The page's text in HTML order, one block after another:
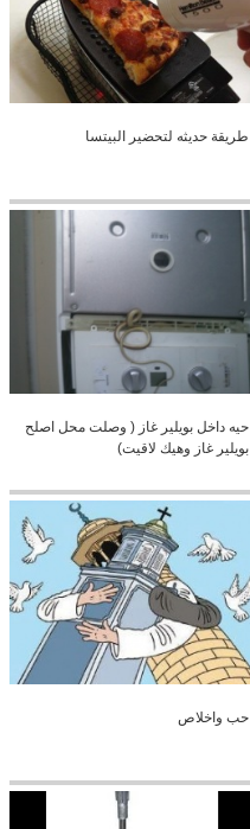
طريقة حديثه لتحضير البيتسا
حيه داخل بويلير غاز ( وصلت محل اصلح
بويلير غاز وهيك لاقيت)
حب واخلاص